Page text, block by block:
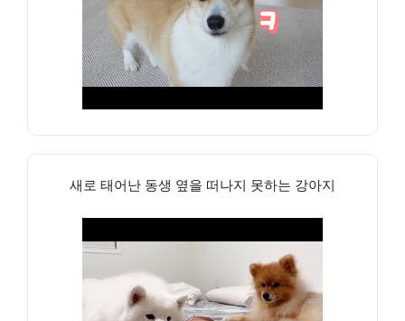
새로 태어난 동생 옆을 떠나지 못하는 강아지